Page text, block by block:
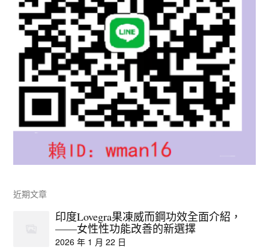
近期文章
印度Lovegra果凍威而鋼功效全面介紹，
——女性性功能改善的新選擇
2026 年 1 月 22 日